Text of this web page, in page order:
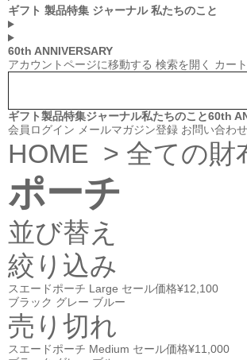
ギフト 製品特集 ジャーナル 私たちのこと
60th ANNIVERSARY
アカウントページに移動する 検索を開く カー
ギフト製品特集ジャーナル私たちのこと60th
会員ログイン メールマガジン登録 お問い合わせ
HOME > 全ての財
ポーチ
並び替え
絞り込み
スエードポーチ Large セール価格¥12,100
ブラック グレー ブルー
売り切れ
スエードポーチ Medium セール価格¥11,000